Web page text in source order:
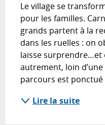
Le village se
pour les familles.
grands partent à la
dans les ruelles : on
laisse surprendre…et
autrement, loin
parcours est ponctué
Lire la suite